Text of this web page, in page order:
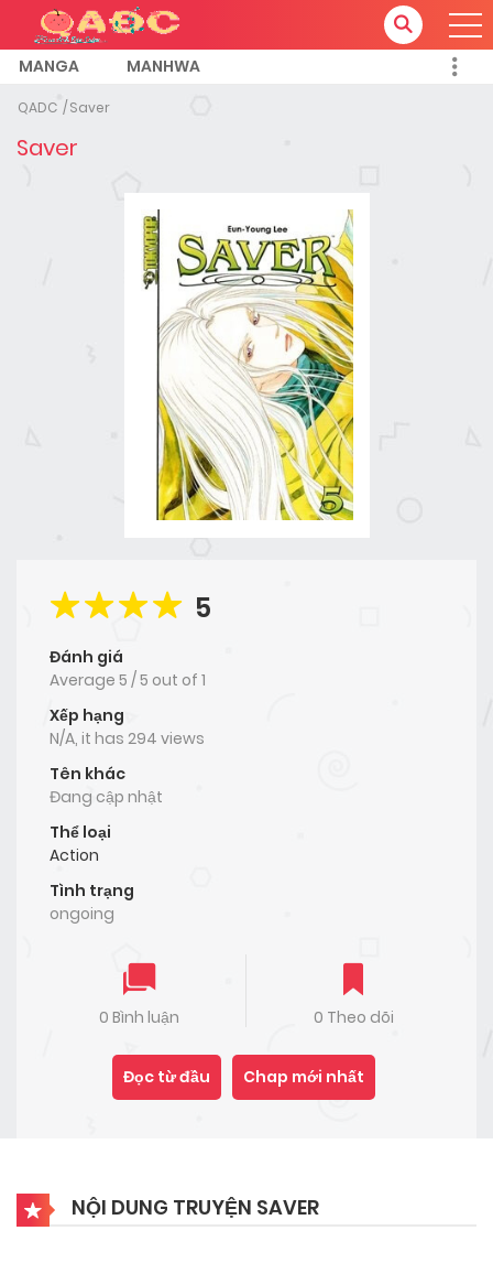
MANGA MANHWA
QADC Saver
Saver
5
Đánh giá
Average 5 /5 out of 1
Xếp hạng
N/A, it has 294 views
Tên khác
Đang cập nhật
Thể loại
Action
Tình trạng
ongoing
0 Bình luận 0 Theo dõi
Đọc từ đầu Chap mới nhất
NỘI DUNG TRUYỆN SAVER